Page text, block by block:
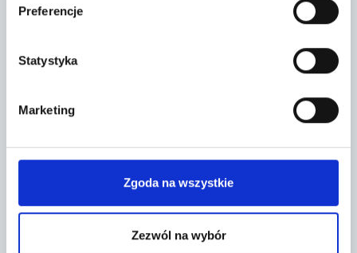
Preferencje
Statystyka
Marketing
Zgoda na wszystkie
Zezwól na wybór
contributors
FORMULARZ KONTAKTOWY